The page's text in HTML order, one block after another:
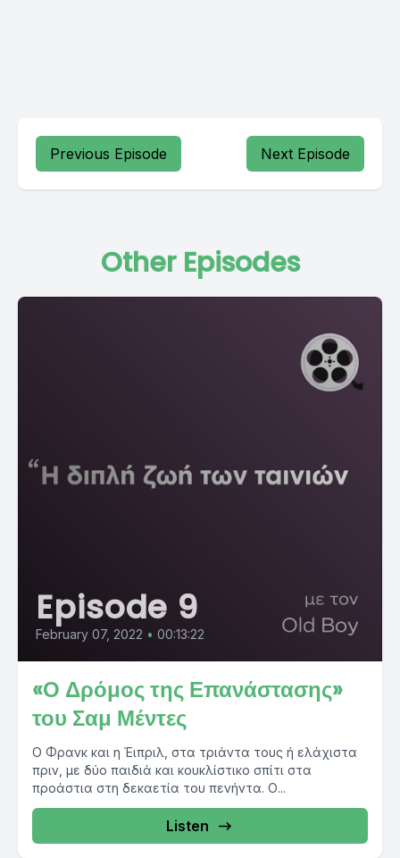
Previous Episode Next Episode
Other Episodes
Episode 9
February 07, 2022 • 00:13:22
«Ο Δρόμος της Επανάστασης»
του Σαμ Μέντες
Ο Φρανκ και η Έιπριλ, στα τριάντα τους ή ελάχιστα
πριν, με δύο παιδιά και κουκλίστικο σπίτι στα
προάστια στη δεκαετία του πενήντα. Ο...
Listen